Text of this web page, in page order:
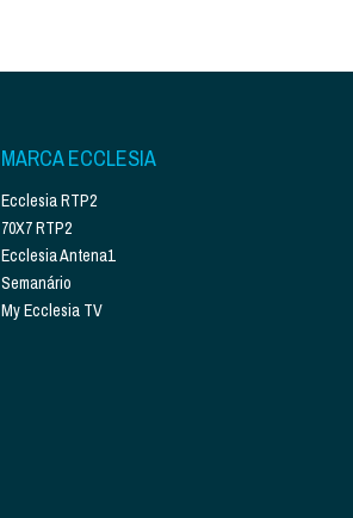
MARCA ECCLESIA
Ecclesia RTP2
70X7 RTP2
Ecclesia Antena1
Semanário
My Ecclesia TV